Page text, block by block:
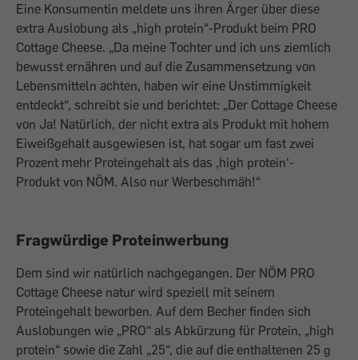
Eine Konsumentin meldete uns ihren Ärger über diese
extra Auslobung als „high protein“-Produkt beim PRO
Cottage Cheese. „Da meine Tochter und ich uns ziemlich
bewusst ernähren und auf die Zusammensetzung von
Lebensmitteln achten, haben wir eine Unstimmigkeit
entdeckt“, schreibt sie und berichtet: „Der Cottage Cheese
von Ja! Natürlich, der nicht extra als Produkt mit hohem
Eiweißgehalt ausgewiesen ist, hat sogar um fast zwei
Prozent mehr Proteingehalt als das ‚high protein‘-
Produkt von NÖM. Also nur Werbeschmäh!“
Fragwürdige Proteinwerbung
Dem sind wir natürlich nachgegangen. Der NÖM PRO
Cottage Cheese natur wird speziell mit seinem
Proteingehalt beworben. Auf dem Becher finden sich
Auslobungen wie „PRO“ als Abkürzung für Protein, „high
protein“ sowie die Zahl „25“, die auf die enthaltenen 25 g